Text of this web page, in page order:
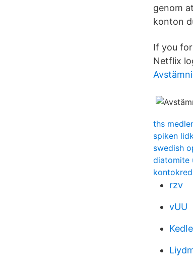
genom
konton
If you
Netflix
ths
spiken
swedish
diatomite
rzv
vUU
KedIe